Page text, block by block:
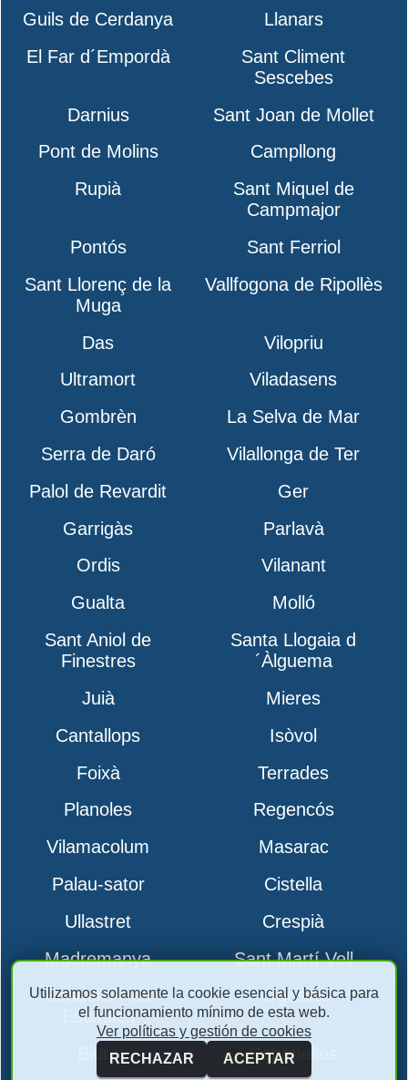
Guils de Cerdanya
Llanars
El Far d´Empordà
Sant Climent
Sescebes
Darnius
Sant Joan de Mollet
Pont de Molins
Campllong
Rupià
Sant Miquel de
Campmajor
Pontós
Sant Ferriol
Sant Llorenç de la
Muga
Vallfogona de Ripollès
Das
Vilopriu
Ultramort
Viladasens
Gombrèn
La Selva de Mar
Serra de Daró
Vilallonga de Ter
Palol de Revardit
Ger
Garrigàs
Parlavà
Ordis
Vilanant
Gualta
Molló
Sant Aniol de
Finestres
Santa Llogaia d
´Àlguema
Juià
Mieres
Cantallops
Isòvol
Foixà
Terrades
Planoles
Regencós
Vilamacolum
Masarac
Palau-sator
Cistella
Ullastret
Crespià
Madremanya
Sant Martí Vell
Boadella i les
Escaules
Ogassa
Biure Cabanelles
Utilizamos solamente la cookie esencial y básica para
el funcionamiento mínimo de esta web.
Ver políticas y gestión de cookies
RECHAZAR
ACEPTAR